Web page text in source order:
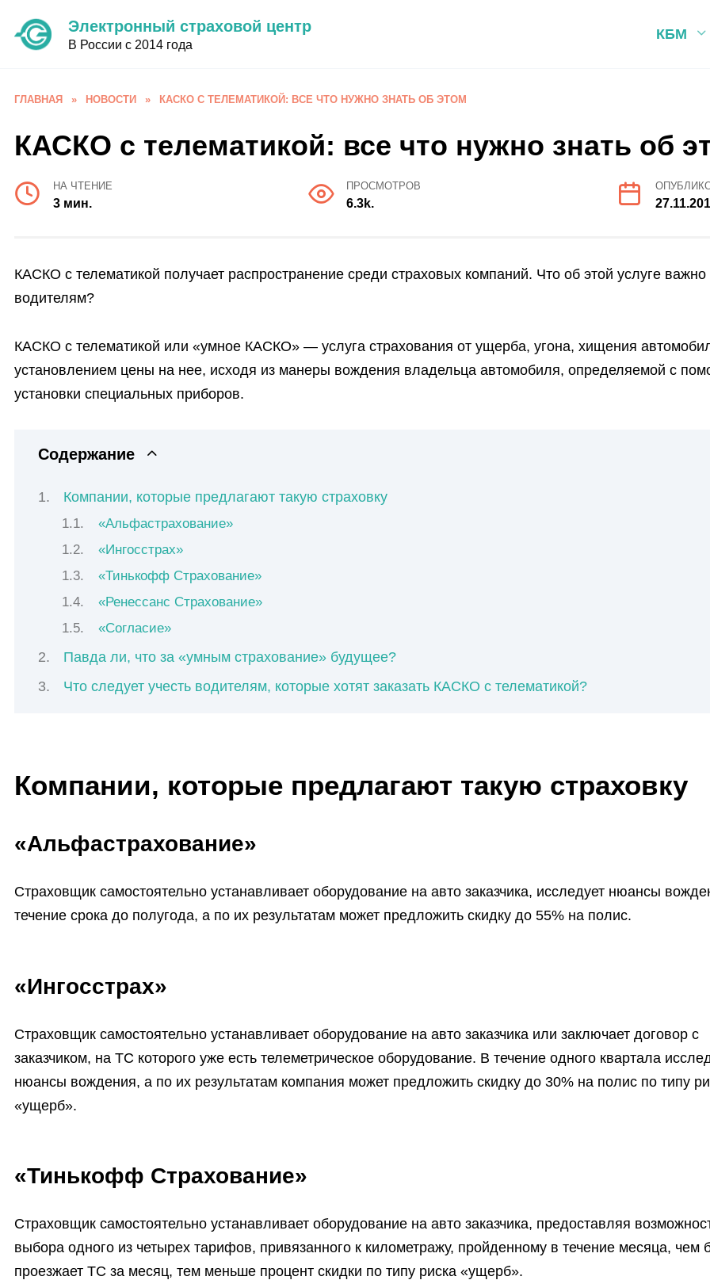
содержанию
Электронный страховой центр
В России с 2014 года
КБМ
ГЛАВНАЯ » НОВОСТИ » КАСКО С ТЕЛЕМАТИКОЙ: ВСЕ ЧТО НУЖНО ЗНАТЬ ОБ ЭТОМ
КАСКО с телематикой: все что нужно знать об
НА ЧТЕНИЕ
3 мин.
ПРОСМОТРОВ
6.3k.
КАСКО с телематикой получает распространение среди страховых компаний. Что об этой услуге важно
водителям?
КАСКО с телематикой или «умное КАСКО» — услуга страхования от ущерба, угона, хищения
установлением цены на нее, исходя из манеры вождения владельца автомобиля, определяемой с
установки специальных приборов.
Содержание
Компании, которые предлагают такую страховку
«Альфастрахование»
«Ингосстрах»
«Тинькофф Страхование»
«Ренессанс Страхование»
«Согласие»
Павда ли, что за «умным страхование» будущее?
Что следует учесть водителям, которые хотят заказать КАСКО с телематикой?
Компании, которые предлагают такую страховку
«Альфастрахование»
Страховщик самостоятельно устанавливает оборудование на авто заказчика, исследует нюансы
течение срока до полугода, а по их результатам может предложить скидку до 55% на полис.
«Ингосстрах»
Страховщик самостоятельно устанавливает оборудование на авто заказчика или заключает договор с
заказчиком, на ТС которого уже есть телеметрическое оборудование. В течение одного квартала
нюансы вождения, а по их результатам компания может предложить скидку до 30% на полис по типу
«ущерб».
«Тинькофф Страхование»
Страховщик самостоятельно устанавливает оборудование на авто заказчика, предоставляя
выбора одного из четырех тарифов, привязанного к километражу, пройденному в течение месяца, чем
проезжает ТС за месяц, тем меньше процент скидки по типу риска «ущерб».